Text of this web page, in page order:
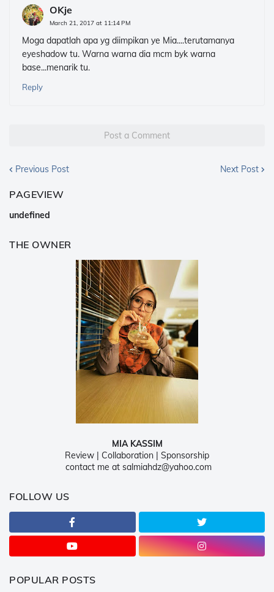
OKje
March 21, 2017 at 11:14 PM
Moga dapatlah apa yg diimpikan ye Mia....terutamanya
eyeshadow tu. Warna warna dia mcm byk warna
base...menarik tu.
Reply
Post a Comment
Previous Post Next Post
PAGEVIEW
undefned
THE OWNER
MIA KASSIM
Review | Collaboration | Sponsorship
contact me at salmiahdz@yahoo.com
FOLLOW US
POPULAR POSTS